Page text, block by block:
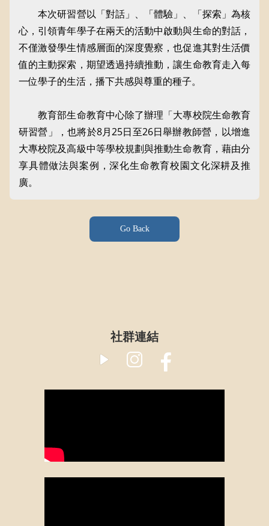
本次研習營以「對話」、「體驗」、「探索」為核
心，引領青年學子在兩天的活動中啟動與生命的對話，
不僅激發學生情感層面的深度覺察，也促進其對生活價
值的主動探索，期望透過持續推動，讓生命教育走入每
一位學子的生活，播下共感與尊重的種子。
教育部生命教育中心除了辦理「大專校院生命教育
研習營」，也將於8月25日至26日舉辦教師營，以增進
大專校院及高級中等學校規劃與推動生命教育，藉由分
享具體做法與案例，深化生命教育校園文化深耕及推
廣。
Go Back
​社群連結